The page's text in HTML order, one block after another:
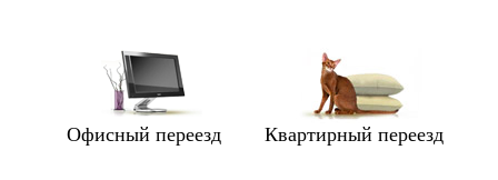
Офисный переезд Квартирный переезд